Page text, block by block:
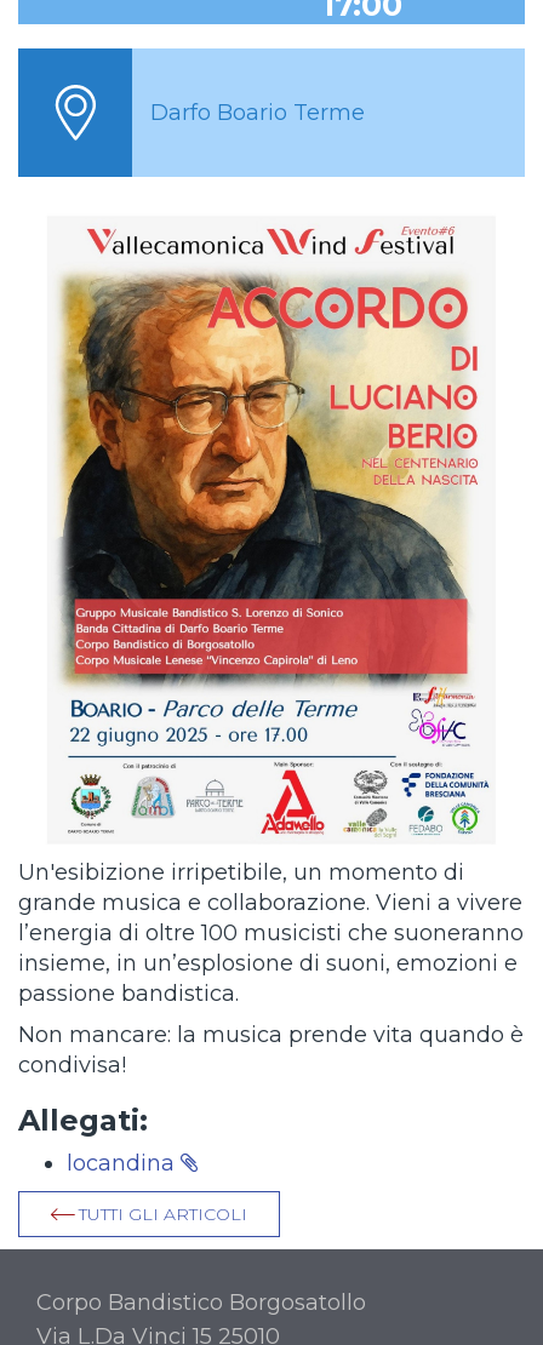
Darfo Boario Terme
Un'esibizione irripetibile, un momento di
grande musica e collaborazione. Vieni a vivere
l’energia di oltre 100 musicisti che suoneranno
insieme, in un’esplosione di suoni, emozioni e
passione bandistica.
Non mancare: la musica prende vita quando è
condivisa!
Allegati:
locandina
TUTTI GLI ARTICOLI
Corpo Bandistico Borgosatollo
Via L.Da Vinci 15 25010